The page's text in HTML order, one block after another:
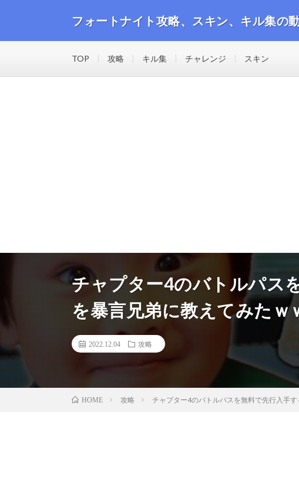
フォートナイト攻略、スキン、キル集の
TOP 攻略 キル集 チャレンジ スキン
チャプター4のバトルパス
を暴言兄弟に教えてみた
2022.12.04 攻略
HOME 攻略 チャプター4のバトルパスを無料で先行入手